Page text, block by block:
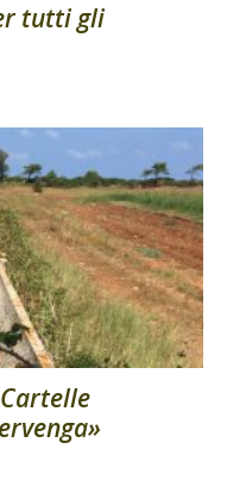
tutti gli